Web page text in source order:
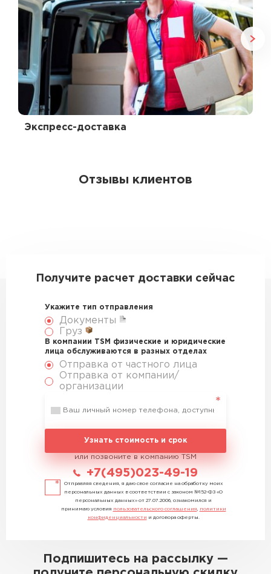
Экспресс-доставка
Отзывы клиентов
Получите расчет доставки сейчас
Укажите тип отправления
Документы
Груз
В компании TSM физические и юридические
лица обслуживаются в разных отделах
Отправка от частного лица
Отправка от компании/
организации
Узнать стоимость и срок
или позвоните в компанию TSM
+7(495)023-49-19
Отправляя сведения, я даю свое согласие на обработку моих
персональных данных в соответствии с законом №152-ФЗ «О
персональных данных» от 27.07.2006, ознакомился и
принимаю условия пользовательского соглашения
политики
конфиденциальности и договора оферты.
Подпишитесь на рассылку —